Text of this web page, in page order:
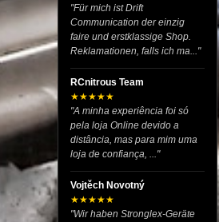
"Für mich ist Drift
Communication der einzig
faire und erstklassige Shop.
Reklamationen, falls ich ma..."
RCnitrous Team
★★★★★
"A minha experiência foi só
pela loja Online devido a
distância, mas para mim uma
loja de confiança, ..."
Vojtěch Novotný
★★★★★
"Wir haben Stronglex-Geräte